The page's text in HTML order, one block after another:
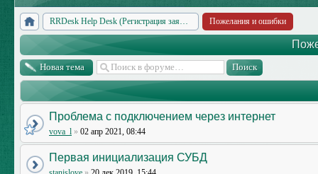
RRDesk Help Desk (Регистрация заявок IT) Пожелания и ошибки
Новая тема
Проблема с подключением через интернет
vova_l » 02 апр 2021, 08:44
Первая инициализация СУБД